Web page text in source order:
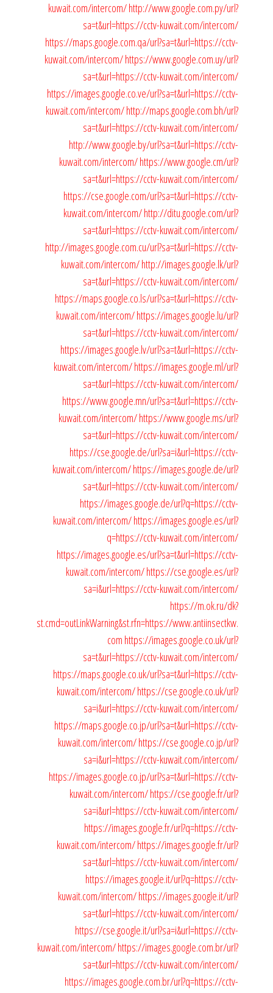
kuwait.com/intercom/http://www.google.com.py/url?
sa=t&url=https://cctv-kuwait.com/intercom/
https://maps.google.com.qa/url?sa=t&url=https://cctv-
kuwait.com/intercom/https://www.google.com.uy/url?
sa=t&url=https://cctv-kuwait.com/intercom/
https://images.google.co.ve/url?sa=t&url=https://cctv-
kuwait.com/intercom/http://maps.google.com.bh/url?
sa=t&url=https://cctv-kuwait.com/intercom/
http://www.google.by/url?sa=t&url=https://cctv-
kuwait.com/intercom/https://www.google.cm/url?
sa=t&url=https://cctv-kuwait.com/intercom/
https://cse.google.com/url?sa=t&url=https://cctv-
kuwait.com/intercom/http://ditu.google.com/url?
sa=t&url=https://cctv-kuwait.com/intercom/
http://images.google.com.cu/url?sa=t&url=https://cctv-
kuwait.com/intercom/http://images.google.lk/url?
sa=t&url=https://cctv-kuwait.com/intercom/
https://maps.google.co.ls/url?sa=t&url=https://cctv-
kuwait.com/intercom/https://images.google.lu/url?
sa=t&url=https://cctv-kuwait.com/intercom/
https://images.google.lv/url?sa=t&url=https://cctv-
kuwait.com/intercom/https://images.google.ml/url?
sa=t&url=https://cctv-kuwait.com/intercom/
https://www.google.mn/url?sa=t&url=https://cctv-
kuwait.com/intercom/https://www.google.ms/url?
sa=t&url=https://cctv-kuwait.com/intercom/
https://cse.google.de/url?sa=i&url=https://cctv-
kuwait.com/intercom/https://images.google.de/url?
sa=t&url=https://cctv-kuwait.com/intercom/
https://images.google.de/url?q=https://cctv-
kuwait.com/intercom/https://images.google.es/url?
q=https://cctv-kuwait.com/intercom/
https://images.google.es/url?sa=t&url=https://cctv-
kuwait.com/intercom/https://cse.google.es/url?
sa=i&url=https://cctv-kuwait.com/intercom/
https://m.ok.ru/dk?
st.cmd=outLinkWarning&st.rfn=https://www.antiinsectkw.
com https://images.google.co.uk/url?
sa=t&url=https://cctv-kuwait.com/intercom/
https://maps.google.co.uk/url?sa=t&url=https://cctv-
kuwait.com/intercom/https://cse.google.co.uk/url?
sa=i&url=https://cctv-kuwait.com/intercom/
https://maps.google.co.jp/url?sa=t&url=https://cctv-
kuwait.com/intercom/https://cse.google.co.jp/url?
sa=i&url=https://cctv-kuwait.com/intercom/
https://images.google.co.jp/url?sa=t&url=https://cctv-
kuwait.com/intercom/https://cse.google.fr/url?
sa=i&url=https://cctv-kuwait.com/intercom/
https://images.google.fr/url?q=https://cctv-
kuwait.com/intercom/https://images.google.fr/url?
sa=t&url=https://cctv-kuwait.com/intercom/
https://images.google.it/url?q=https://cctv-
kuwait.com/intercom/https://images.google.it/url?
sa=t&url=https://cctv-kuwait.com/intercom/
https://cse.google.it/url?sa=i&url=https://cctv-
kuwait.com/intercom/https://images.google.com.br/url?
sa=t&url=https://cctv-kuwait.com/intercom/
https://images.google.com.br/url?q=https://cctv-